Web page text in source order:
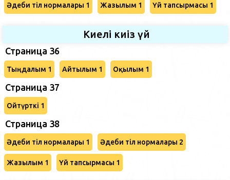
Әдеби тіл нормалары 1 Жазылым 1 Үй тапсырмасы 1
Киелі киіз үй
Страница 36
Тыңдалым 1 Айтылым 1 Оқылым 1
Страница 37
Ойтүрткі 1
Страница 38
Әдеби тіл нормалары 1 Әдеби тіл нормалары 2
Жазылым 1 Үй тапсырмасы 1